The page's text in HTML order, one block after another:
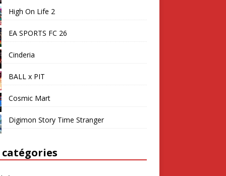
High On Life 2
EA SPORTS FC 26
Cinderia
BALL x PIT
Cosmic Mart
Digimon Story Time Stranger
catégories